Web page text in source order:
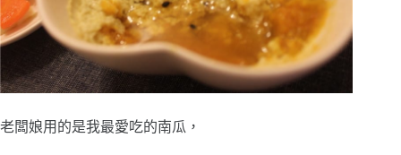
老闆娘用的是我最愛吃的南瓜，